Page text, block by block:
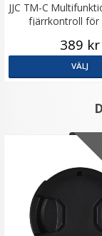
JJC TM-C
fjärrkontroll för
389 kr
VÄLJ